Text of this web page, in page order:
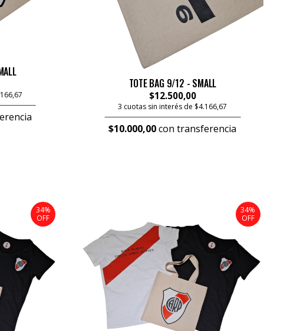
TOTE BAG 9/12 - SMALL
$12.500,00
3 cuotas sin interés de $4.166,67
$10.000,00con transferencia
34%
OFF
34%
OFF